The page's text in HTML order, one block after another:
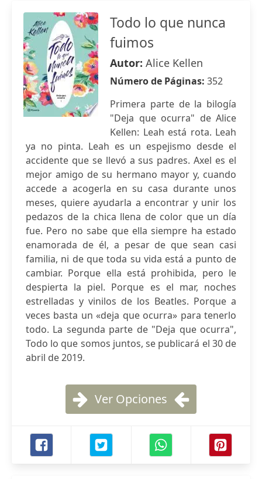
Todo lo que nunca
fuimos
Autor: Alice Kellen
Número de Páginas: 352
Primera parte de la bilogía
"Deja que ocurra" de Alice
Kellen: Leah está rota. Leah
ya no pinta. Leah es un espejismo desde el
accidente que se llevó a sus padres. Axel es el
mejor amigo de su hermano mayor y, cuando
accede a acogerla en su casa durante unos
meses, quiere ayudarla a encontrar y unir los
pedazos de la chica llena de color que un día
fue. Pero no sabe que ella siempre ha estado
enamorada de él, a pesar de que sean casi
familia, ni de que toda su vida está a punto de
cambiar. Porque ella está prohibida, pero le
despierta la piel. Porque es el mar, noches
estrelladas y vinilos de los Beatles. Porque a
veces basta un «deja que ocurra» para tenerlo
todo. La segunda parte de "Deja que ocurra",
Todo lo que somos juntos, se publicará el 30 de
abril de 2019.
Ver Opciones